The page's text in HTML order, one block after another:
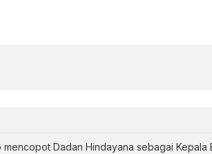
Dadan Hindayana sebagai Kepala